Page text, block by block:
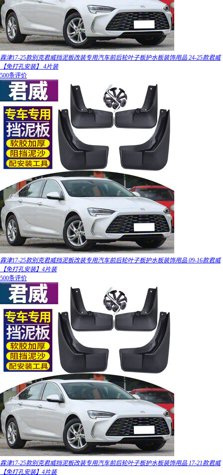
霖津17-25款别克君威挡泥板改装专用汽车前后轮叶子板护水板装饰用品 24-25款君威
【免打孔安装】 4片装
500条评价
霖津17-25款别克君威挡泥板改装专用汽车前后轮叶子板护水板装饰用品 09-16款君威
【免打孔安装】4片装
500条评价
霖津17-25款别克君威挡泥板改装专用汽车前后轮叶子板护水板装饰用品 17-21款君威
【免打孔安装】4片装